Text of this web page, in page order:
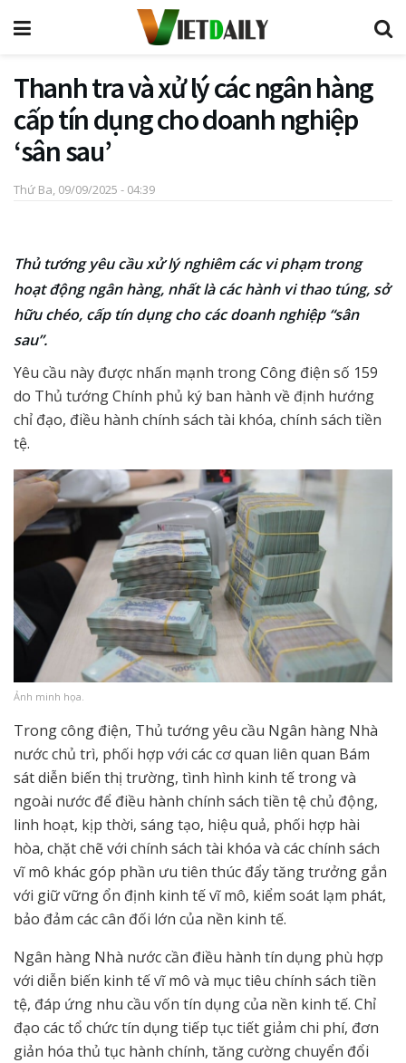
Thanh tra và xử lý các ngân hàng
cấp tín dụng cho doanh nghiệp
‘sân sau’
Thứ Ba, 09/09/2025 - 04:39
Thủ tướng yêu cầu xử lý nghiêm các vi phạm trong
hoạt động ngân hàng, nhất là các hành vi thao túng, sở
hữu chéo, cấp tín dụng cho các doanh nghiệp “sân
sau”.
Yêu cầu này được nhấn mạnh trong Công điện số 159
do Thủ tướng Chính phủ ký ban hành về định hướng
chỉ đạo, điều hành chính sách tài khóa, chính sách tiền
tệ.
Ảnh minh họa.
Trong công điện, Thủ tướng yêu cầu Ngân hàng Nhà
nước chủ trì, phối hợp với các cơ quan liên quan Bám
sát diễn biến thị trường, tình hình kinh tế trong và
ngoài nước để điều hành chính sách tiền tệ chủ động,
linh hoạt, kịp thời, sáng tạo, hiệu quả, phối hợp hài
hòa, chặt chẽ với chính sách tài khóa và các chính sách
vĩ mô khác góp phần ưu tiên thúc đẩy tăng trưởng gắn
với giữ vững ổn định kinh tế vĩ mô, kiểm soát lạm phát,
bảo đảm các cân đối lớn của nền kinh tế.
Ngân hàng Nhà nước cần điều hành tín dụng phù hợp
với diễn biến kinh tế vĩ mô và mục tiêu chính sách tiền
tệ, đáp ứng nhu cầu vốn tín dụng của nền kinh tế. Chỉ
đạo các tổ chức tín dụng tiếp tục tiết giảm chi phí, đơn
giản hóa thủ tục hành chính, tăng cường chuyển đổi